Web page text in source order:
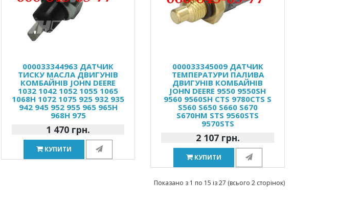
000033344963 ДАТЧИК
ТИСКУ МАСЛА ДВИГУНІВ
КОМБАЙНІВ JOHN DEERE
1032 1042 1052 1055 1065
1068H 1072 1075 925 932 935
942 945 952 955 965 965H
968H 975
1 470 грн.
КУПИТИ
000033345009 ДАТЧИК
ТЕМПЕРАТУРИ ПАЛИВА
ДВИГУНІВ КОМБАЙНІВ
JOHN DEERE 9550 9550SH
9560 9560SH CTS 9780CTS S
S560 S650 S660 S670
S670HM STS 9560STS
9570STS
2 107 грн.
КУПИТИ
Показано з 1 по 15 із 27 (всього 2 сторінок)